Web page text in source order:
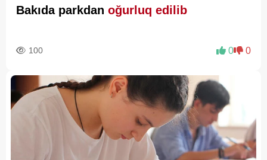
Bakıda parkdan oğurluq edilib
100 0 0